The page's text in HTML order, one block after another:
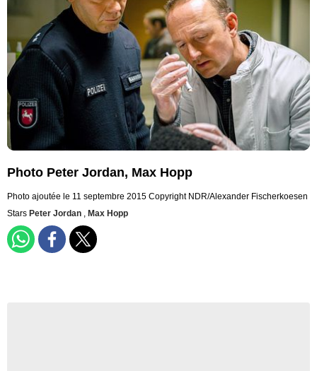
Photo Peter Jordan, Max Hopp
Photo ajoutée le 11 septembre 2015 Copyright NDR/Alexander Fischerkoesen
Stars Peter Jordan , Max Hopp